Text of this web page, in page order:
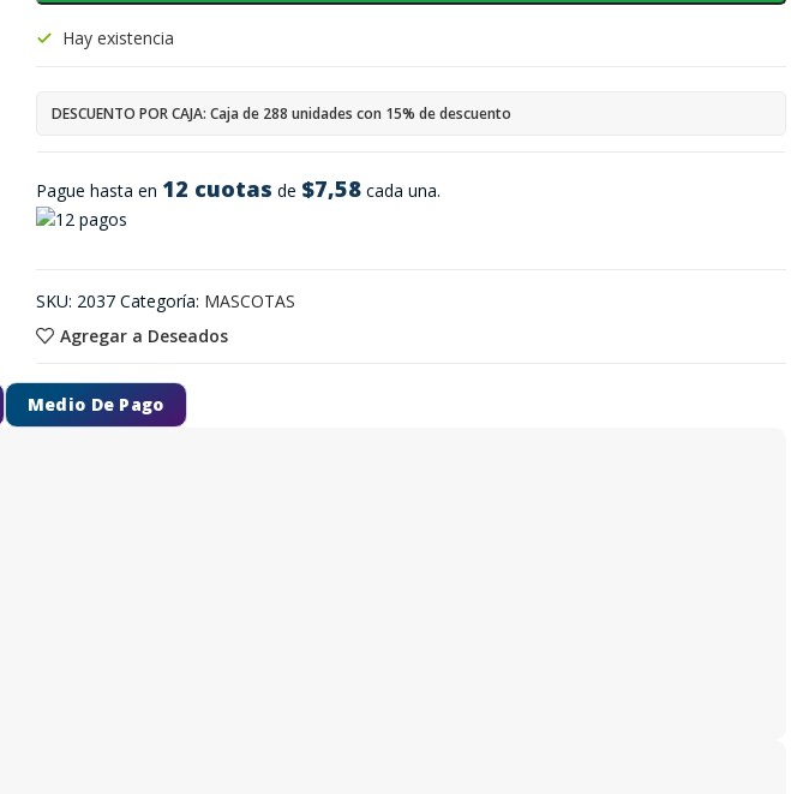
Pague hasta en 12 cuotas de $7,58cada una.
Hay existencia
DESCUENTO POR CAJA: Caja de 288 unidades con 15% de descuento
Agregar a Deseados
SKU: 2037 Categoría: MASCOTAS
Medio De Pago